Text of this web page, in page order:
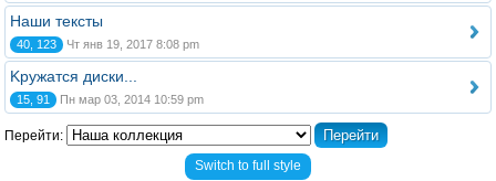
Наши тексты
40, 123 Чт янв 19, 2017 8:08 pm
Kружатся диски...
15, 91 Пн мар 03, 2014 10:59 pm
Перейти:
Switch to full style